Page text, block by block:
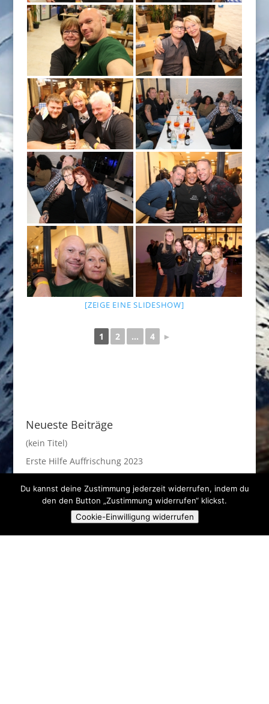
[ZEIGE EINE SLIDESHOW]
1 2 ... 4 ►
Neueste Beiträge
(kein Titel)
Erste Hilfe Auffrischung 2023
Fackelwanderung 2023
Ausfahrt zur Karlsbader Hütte!!
Du kannst deine Zustimmung jederzeit widerrufen, indem du
den den Button „Zustimmung widerrufen“ klickst.
Cookie-Einwilligung widerrufen